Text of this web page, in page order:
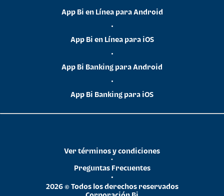
App Bi en Línea para Android
•
App Bi en Línea para iOS
•
App Bi Banking para Android
•
App Bi Banking para iOS
2026 © Todos los derechos reservados
•
Preguntas Frecuentes
•
Ver términos y condiciones